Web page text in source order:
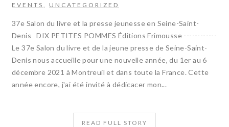
EVENTS UNCATEGORIZED
37e Salon du livre et la presse jeunesse en Seine-Saint-
Denis DIX PETITES POMMES Éditions Frimousse ------------
Le 37e Salon du livre et de la jeune presse de Seine-Saint-
Denis nous accueille pour une nouvelle année, du 1er au 6
décembre 2021 à Montreuil et dans toute la France. Cette
année encore, j'ai été invité à dédicacer mon...
READ FULL STORY